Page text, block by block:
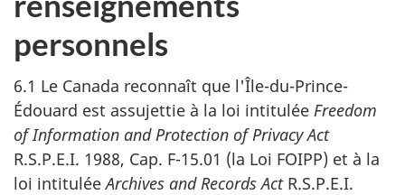
personnels
6.1 Le Canada reconnaît que l'Île-du-Prince-
Édouard est assujettie à la loi intitulée Freedom
of Information and Protection of Privacy Act
R.S.P.E.I. 1988, Cap. F-15.01 (la Loi FOIPP) et à la
loi intituléeArchives and Records ActR.S.P.E.I.